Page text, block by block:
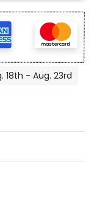
18th - Aug. 23rd